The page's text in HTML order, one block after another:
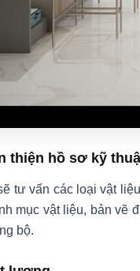
thiện hồ sơ kỹ
tư vấn các loại vật
mục vật liệu, bản
bộ.